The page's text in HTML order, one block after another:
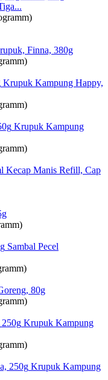
Finna, 380g
Krupuk Kampung Happy,
Krupuk Kampung
Kecap Manis Refill, Cap
Sambal Pecel
80g
Krupuk Kampung
Krupuk Kampung